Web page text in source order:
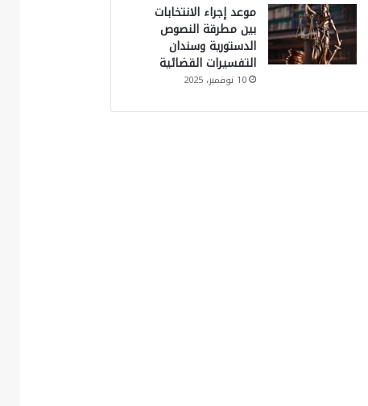
موعد إجراء الانتخابات
بين مطرقة النصوص
الدستورية وسندان
التفسيرات القضائية
10 نوفمبر، 2025